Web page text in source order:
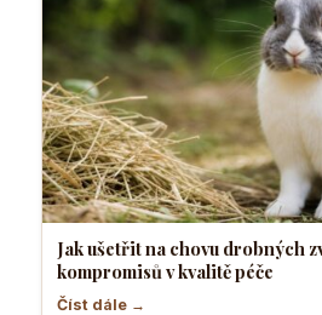
Jak ušetřit na chovu drobných
kompromisů v kvalitě péče
Číst dále →